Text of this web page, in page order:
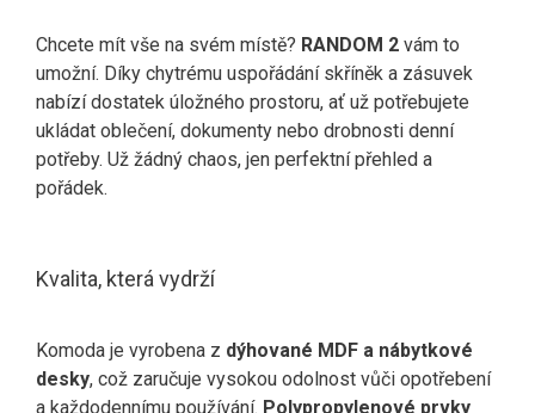
Chcete mít vše na svém místě? RANDOM 2 vám to
umožní. Díky chytrému uspořádání skříněk a zásuvek
nabízí dostatek úložného prostoru, ať už potřebujete
ukládat oblečení, dokumenty nebo drobnosti denní
potřeby. Už žádný chaos, jen perfektní přehled a
pořádek.
Kvalita, která vydrží
Komoda je vyrobena z dýhované MDF a nábytkové
desky, což zaručuje vysokou odolnost vůči opotřebení
a každodennímu používání. Polypropylenové prvky